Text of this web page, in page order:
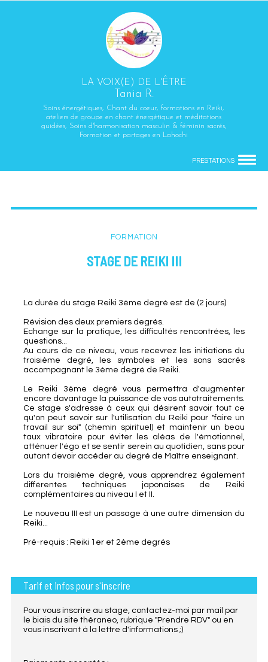
LA VOIX(E) DE L'ÊTRE
Tania R.
Soins énergétiques, Chant du coeur, formations en Reiki,
ateliers de groupe en chant énergétique et méditations
guidées, Soins d'harmonisation masculin & féminin sacrés,
Formation et partages en Lahochi
PRESTATIONS
FORMATION
STAGE DE REIKI III
La durée du stage Reiki 3ème degré est de (2 jours)
Révision des deux premiers degrés.
Echange sur la pratique, les difficultés rencontrées, les
questions...
Au cours de ce niveau, vous recevrez les initiations du
troisième degré, les symboles et les sons sacrés
accompagnant le 3ème degré de Reiki.
Le Reiki 3ème degré vous permettra d'augmenter
encore davantage la puissance de vos autotraitements.
Ce stage s'adresse à ceux qui désirent savoir tout ce
qu'on peut savoir sur l'utilisation du Reiki pour "faire un
travail sur soi" (chemin spirituel) et maintenir un beau
taux vibratoire pour éviter les aléas de l'émotionnel,
atténuer l'égo et se sentir serein au quotidien, sans pour
autant devoir accéder au degré de Maître enseignant.
Lors du troisième degré, vous apprendrez également
différentes techniques japonaises de Reiki
complémentaires au niveau I et II.
Le nouveau III est un passage à une autre dimension du
Reiki...
Pré-requis : Reiki 1er et 2ème degrés
Tarif et infos pour s'inscrire
Pour vous inscrire au stage, contactez-moi par mail par
le biais du site théraneo, rubrique "Prendre RDV" ou en
vous inscrivant à la lettre d'informations ;)